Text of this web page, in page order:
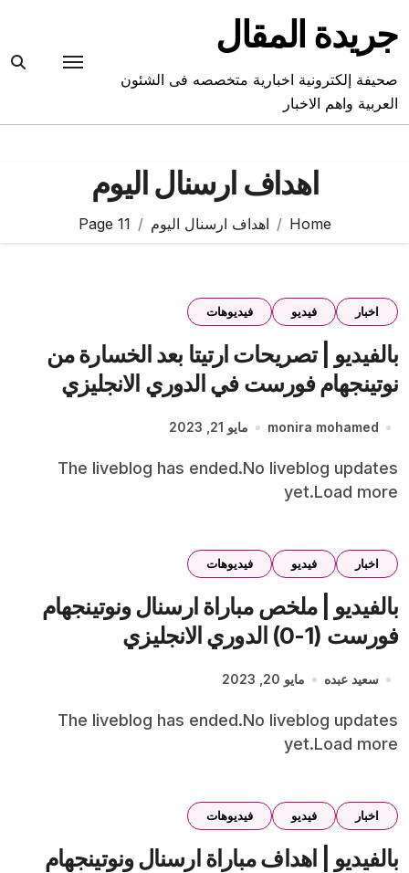
content
جريدة المقال
صحيفة إلكترونية اخبارية متخصصه فى الشئون
العربية واهم الاخبار
اهداف ارسنال اليوم
Home اهداف ارسنال اليوم Page 11
اخبار فيديو فيديوهات
بالفيديو | تصريحات ارتيتا بعد الخسارة من
نوتينجهام فورست في الدوري الانجليزي
monira mohamed مايو 21, 2023
The liveblog has ended.No liveblog updates
yet.Load more
اخبار فيديو فيديوهات
بالفيديو | ملخص مباراة ارسنال ونوتينجهام
فورست (1-0) الدوري الانجليزي
سعيد عبده مايو 20, 2023
The liveblog has ended.No liveblog updates
yet.Load more
اخبار فيديو فيديوهات
بالفيديو | اهداف مباراة ارسنال ونوتينجهام